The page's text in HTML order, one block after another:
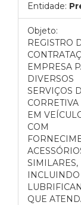
Entidade:
Objeto:
REGISTRO
EMPRESA
DIVERSOS
SERVIÇOS
CORRETIVA
EM
COM
SIMILARES,
INCLUINDO
QUE